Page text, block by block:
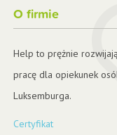
O firmie
Help to prężnie
pracę dla opiekunek
Luksemburga.
Certyfikat